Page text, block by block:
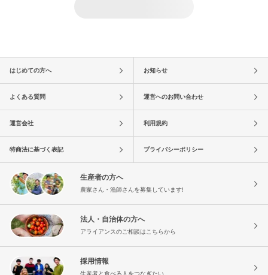
はじめての方へ お知らせ
よくある質問 運営へのお問い合わせ
運営会社 利用規約
特商法に基づく表記 プライバシーポリシー
生産者の方へ
農家さん・漁師さんを募集しています!
法人・自治体の方へ
アライアンスのご相談はこちらから
採用情報
生産者と食べる人をつなぎたい